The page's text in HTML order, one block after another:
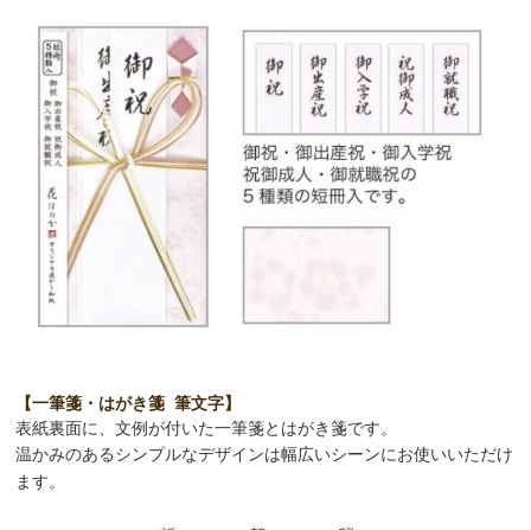
表紙裏面に、文例が付いた一筆箋とはがき箋です。
温かみのあるシンプルなデザインは幅広いシーンにお使いいただけ
ます。